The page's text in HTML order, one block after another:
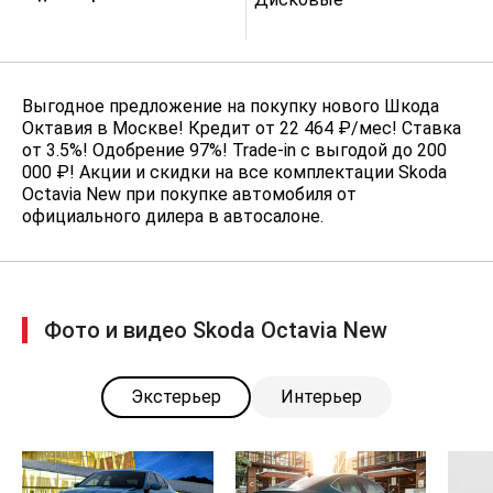
двухспицевое кожаное рулевое
аудиосистемы; Обогреваемые
форсунки стеклоомывателя;
Двухзонный климат-контроль
Climatronic; Светодиодные
противотуманные фары) — 42 500
₽
АКПП) (Многофункциональное
ограничителем скорости; Задние
датчики парковки; 4
аудиосистемы; Обогреваемые
форсунки стеклоомывателя;
противотуманные фары) — 38 000
₽
Выгодное предложение на покупку нового Шкода
Октавия в Москве! Кредит от 22 464 ₽/мес! Ставка
от 3.5%! Одобрение 97%! Trade-in с выгодой до 200
000 ₽! Акции и скидки на все комплектации Skoda
Octavia New при покупке автомобиля от
официального дилера в автосалоне.
Фото и видео Skoda Octavia New
Экстерьер Интерьер